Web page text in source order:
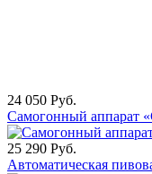
24 050 Руб.
Самогонный аппарат
25 290 Руб.
Автоматическая